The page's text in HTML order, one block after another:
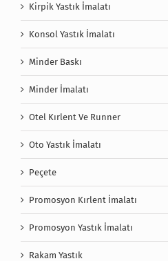
Kirpik Yastık İmalatı
Konsol Yastık İmalatı
Minder Baskı
Minder İmalatı
Otel Kırlent Ve Runner
Oto Yastık İmalatı
Peçete
Promosyon Kırlent İmalatı
Promosyon Yastık İmalatı
Rakam Yastık